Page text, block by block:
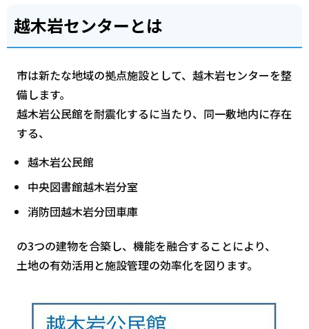
越木岩センターとは
市は新たな地域の拠点施設として、越木岩センターを整
備します。
越木岩公民館を耐震化するに当たり、同一敷地内に存在
する、
越木岩公民館
中央図書館越木岩分室
消防団越木岩分団車庫
の3つの建物を合築し、機能を融合することにより、
土地の有効活用と施設管理の効率化を図ります。